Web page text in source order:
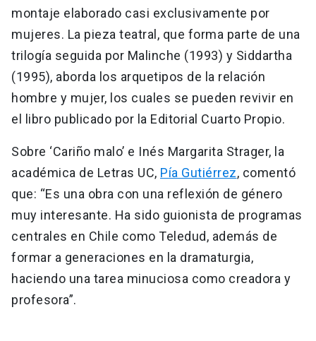
montaje elaborado casi exclusivamente por
mujeres. La pieza teatral, que forma parte de una
trilogía seguida por Malinche (1993) y Siddartha
(1995), aborda los arquetipos de la relación
hombre y mujer, los cuales se pueden revivir en
el libro publicado por la Editorial Cuarto Propio.
Sobre ‘Cariño malo’ e Inés Margarita Strager, la
académica de Letras UC, Pía Gutiérrez, comentó
que: “Es una obra con una reflexión de género
muy interesante. Ha sido guionista de programas
centrales en Chile como Teledud, además de
formar a generaciones en la dramaturgia,
haciendo una tarea minuciosa como creadora y
profesora”.